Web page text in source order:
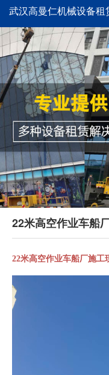
武汉高曼仁机械设备租
22米高空作业车船
22米高空作业车船厂施工